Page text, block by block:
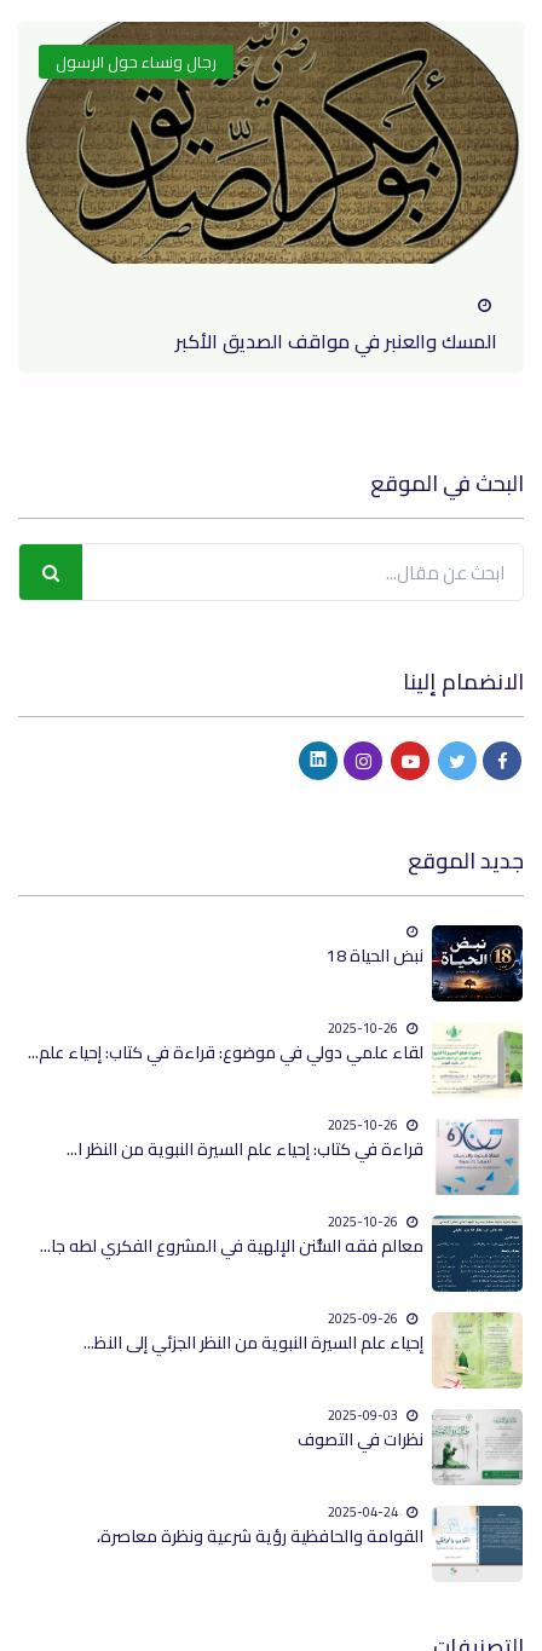
رجال ونساء حول الرسول
المسك والعنبر في مواقف الصديق الأكبر
البحث في الموقع
الانضمام إلينا
جديد الموقع
نبض الحياة 18
لقاء علمي دولي في موضوع: قراءة في كتاب: إحياء علم...
قراءة في كتاب: إحياء علم السيرة النبوية من النظر ا...
معالم فقه السُّنن الإلهية في المشروع الفكري لطه جا...
إحياء علم السيرة النبوية من النظر الجزئي إلى النظ...
نظرات في التصوف
القوامة والحافظية رؤية شرعية ونظرة معاصرة،